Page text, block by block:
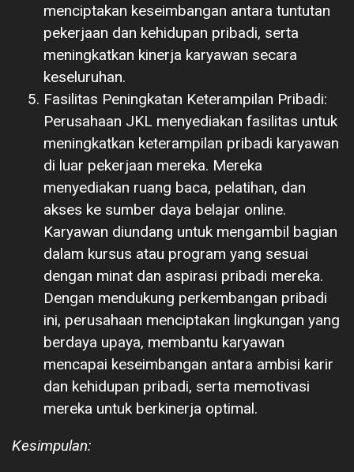
menciptakan keseimbangan antara tuntutan
pekerjaan dan kehidupan pribadi, serta
meningkatkan kinerja karyawan secara
keseluruhan.
Fasilitas Peningkatan Keterampilan Pribadi:
Perusahaan JKL menyediakan fasilitas untuk
meningkatkan keterampilan pribadi karyawan
di luar pekerjaan mereka. Mereka
menyediakan ruang baca, pelatihan, dan
akses ke sumber daya belajar online.
Karyawan diundang untuk mengambil bagian
dalam kursus atau program yang sesuai
dengan minat dan aspirasi pribadi mereka.
Dengan mendukung perkembangan pribadi
ini, perusahaan menciptakan lingkungan yang
berdaya upaya, membantu karyawan
mencapai keseimbangan antara ambisi karir
dan kehidupan pribadi, serta memotivasi
mereka untuk berkinerja optimal.
Kesimpulan: